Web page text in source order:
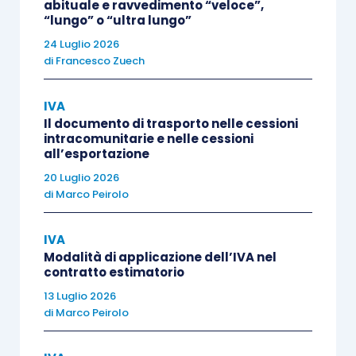
nelrigo VE50(circolare AdE 12/E/2013).
È appena il caso di precisare che nel
registrazione relativa alle operazioni passive
che necessitano di giroconto per il conteggio
dell’Iva a debito.
quadro VF relativo agli acquisti,
corrispondenza dell’aliquota Iva di riferimento, e
dettagliate nel
che viene effettuata nel registro Iva vendite per il
abituale e ravvedimento “veloce”,
“lungo” o “ultra lungo”
24 Luglio 2026
di Francesco Zuech
IVA
Il documento di trasporto nelle cessioni
intracomunitarie e nelle cessioni
all’esportazione
20 Luglio 2026
di Marco Peirolo
IVA
Modalità di applicazione dell’IVA nel
contratto estimatorio
13 Luglio 2026
di Marco Peirolo